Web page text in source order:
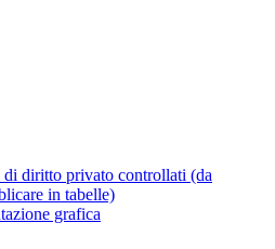
di diritto privato controllati (da
in tabelle)
grafica